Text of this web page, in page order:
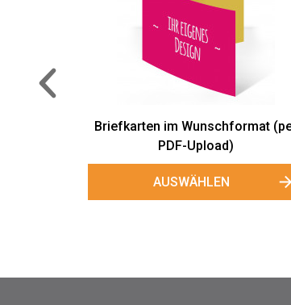
Briefumschläge DIN C6 - Weiß -
nassklebend
AUSWÄHLEN